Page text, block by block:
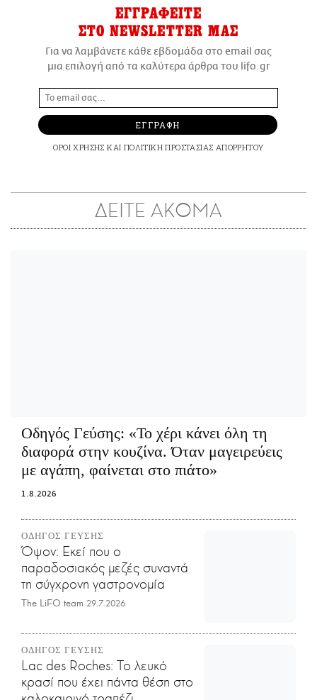
ΕΓΓΡΑΦΕΙΤΕ
ΣΤΟ NEWSLETTER ΜΑΣ
Για να λαμβάνετε κάθε εβδομάδα στο email σας
μια επιλογή από τα καλύτερα άρθρα του lifo.gr
ΕΓΓΡΑΦΗ
ΟΡΟΙ ΧΡΗΣΗΣ ΚΑΙ ΠΟΛΙΤΙΚΗ ΠΡΟΣΤΑΣΙΑΣ ΑΠΟΡΡΗΤΟΥ
ΔΕΙΤΕ ΑΚΟΜΑ
Οδηγός Γεύσης: «Το χέρι κάνει όλη τη
διαφορά στην κουζίνα. Όταν μαγειρεύεις
με αγάπη, φαίνεται στο πιάτο»
1.8.2026
ΟΔΗΓΟΣ ΓΕΥΣΗΣ
Όψον: Εκεί που ο
παραδοσιακός μεζές συναντά
τη σύγχρονη γαστρονομία
The LiFO team 29.7.2026
ΟΔΗΓΟΣ ΓΕΥΣΗΣ
Lac des Roches: Το λευκό
κρασί που έχει πάντα θέση στο